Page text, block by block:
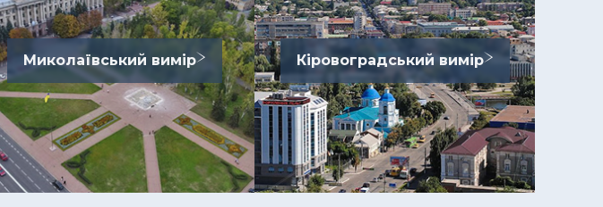
Миколаївський вимір Кіровоградський вимір